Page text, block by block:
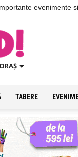
evenimente
TABERE